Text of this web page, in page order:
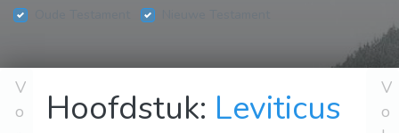
V
o
Hoofdstuk: Leviticus
V
o